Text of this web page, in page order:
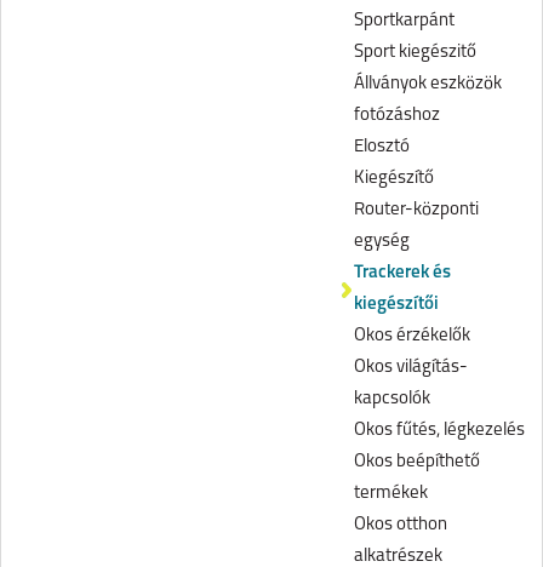
Sportkarpánt
Sport kiegészitő
Állványok eszközök
fotózáshoz
Elosztó
Kiegészítő
Router-központi
egység
Trackerek és
kiegészítői
Okos érzékelők
Okos világítás-
kapcsolók
Okos fűtés, légkezelés
Okos beépíthető
termékek
Okos otthon
alkatrészek